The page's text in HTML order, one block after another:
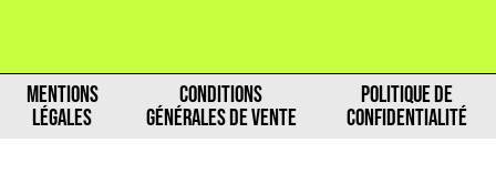
MENTIONS
LÉGALES
CONDITIONS
GÉNÉRALES DE VENTE
POLITIQUE DE
CONFIDENTIALITÉ